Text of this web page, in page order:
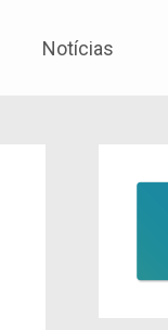
Notícias